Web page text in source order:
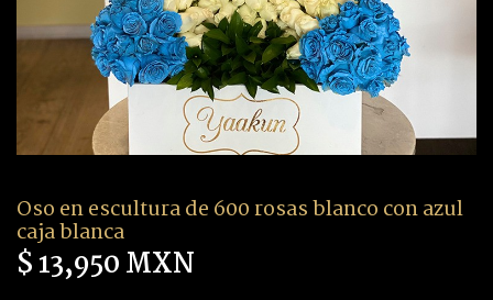
Oso en escultura de 600 rosas blanco con azul
caja blanca
$ 13,950 MXN